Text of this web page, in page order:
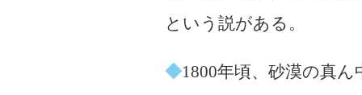
という説がある。
◆1800年頃、砂漠の真